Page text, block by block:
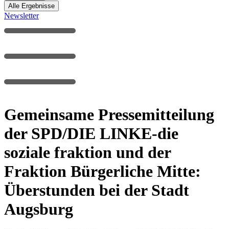
Alle Ergebnisse
Newsletter
Gemeinsame Pressemitteilung
der SPD/DIE LINKE-die
soziale fraktion und der
Fraktion Bürgerliche Mitte:
Überstunden bei der Stadt
Augsburg